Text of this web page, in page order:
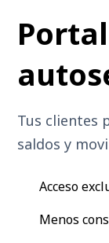
Tus clientes
saldos y
Acceso
Menos